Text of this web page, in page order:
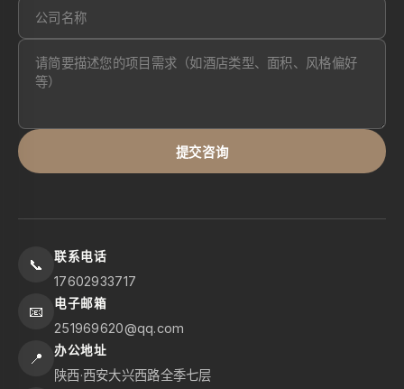
提交咨询
📞 联系电话
17602933717
📧 电子邮箱
251969620@qq.com
📍 办公地址
陕西·西安大兴西路全季七层